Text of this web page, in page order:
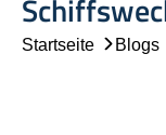
Startseite Blogs